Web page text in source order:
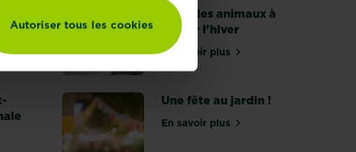
Autoriser tous les cookies
de
votre propre couronne de l'Avent
Aider les animaux à
passer l'hiver
En savoir plussur Aider les animaux à
une Saint-Valentin originale
Une fête au jardin !
En savoir plussur Une fête au jardin !